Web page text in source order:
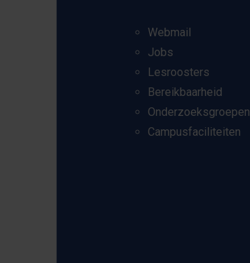
Webmail
Jobs
Lesroosters
Bereikbaarheid
Onderzoeksgroepen
Campusfaciliteiten